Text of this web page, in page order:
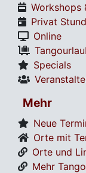
Workshops
Privat
Online
Specials
Mehr
Neue
Orte mit
Orte und
Mehr